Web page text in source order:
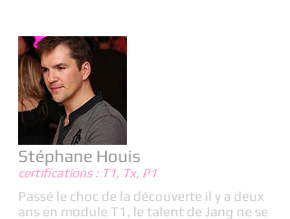
Stéphane Houis
certifications : T1, Tx, P1
Passé le choc de la découverte il y a deux
ans en module T1, le talent de Jang ne se